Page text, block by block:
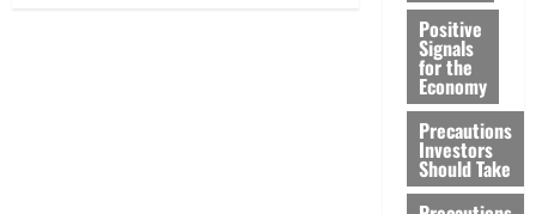
Positive
Signals
for the
Economy
Precautions
Investors
Should Take